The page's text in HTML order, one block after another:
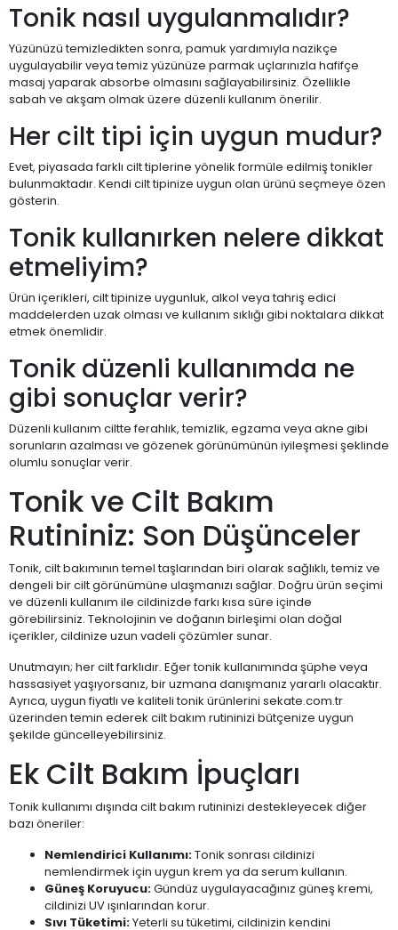
Tonik nasıl uygulanmalıdır?
Yüzünüzü temizledikten sonra, pamuk yardımıyla nazikçe
uygulayabilir veya temiz yüzünüze parmak uçlarınızla hafifçe
masaj yaparak absorbe olmasını sağlayabilirsiniz. Özellikle
sabah ve akşam olmak üzere düzenli kullanım önerilir.
Her cilt tipi için uygun mudur?
Evet, piyasada farklı cilt tiplerine yönelik formüle edilmiş tonikler
bulunmaktadır. Kendi cilt tipinize uygun olan ürünü seçmeye özen
gösterin.
Tonik kullanırken nelere dikkat
etmeliyim?
Ürün içerikleri, cilt tipinize uygunluk, alkol veya tahriş edici
maddelerden uzak olması ve kullanım sıklığı gibi noktalara dikkat
etmek önemlidir.
Tonik düzenli kullanımda ne
gibi sonuçlar verir?
Düzenli kullanım ciltte ferahlık, temizlik, egzama veya akne gibi
sorunların azalması ve gözenek görünümünün iyileşmesi şeklinde
olumlu sonuçlar verir.
Tonik ve Cilt Bakım
Rutininiz: Son Düşünceler
Tonik, cilt bakımının temel taşlarından biri olarak sağlıklı, temiz ve
dengeli bir cilt görünümüne ulaşmanızı sağlar. Doğru ürün seçimi
ve düzenli kullanım ile cildinizde farkı kısa süre içinde
görebilirsiniz. Teknolojinin ve doğanın birleşimi olan doğal
içerikler, cildinize uzun vadeli çözümler sunar.
Unutmayın; her cilt farklıdır. Eğer tonik kullanımında şüphe veya
hassasiyet yaşıyorsanız, bir uzmana danışmanız yararlı olacaktır.
Ayrıca, uygun fiyatlı ve kaliteli tonik ürünlerini sekate.com.tr
üzerinden temin ederek cilt bakım rutininizi bütçenize uygun
şekilde güncelleyebilirsiniz.
Ek Cilt Bakım İpuçları
Tonik kullanımı dışında cilt bakım rutininizi destekleyecek diğer
bazı öneriler:
Nemlendirici Kullanımı:Tonik sonrası cildinizi
nemlendirmek için uygun krem ya da serum kullanın.
Güneş Koruyucu:Gündüz uygulayacağınız güneş kremi,
cildinizi UV ışınlarından korur.
Sıvı Tüketimi:Yeterli su tüketimi, cildinizin kendini